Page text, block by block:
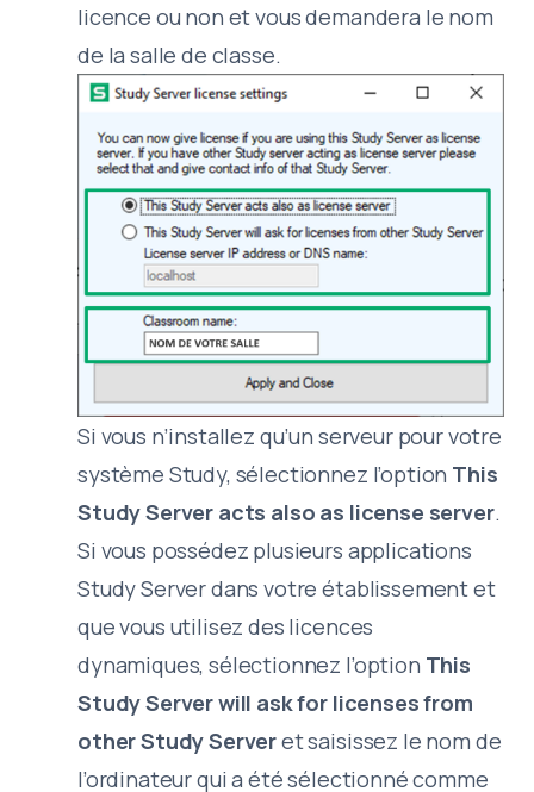
licence ou non et vous demandera le nom
de la salle de classe.
Si vous n’installez qu’un serveur pour votre
système Study, sélectionnez l’option This
Study Server acts also as license server.
Si vous possédez plusieurs applications
Study Server dans votre établissement et
que vous utilisez des licences
dynamiques, sélectionnez l’option This
Study Server will ask for licenses from
other Study Serveret saisissez le nom de
l’ordinateur qui a été sélectionné comme